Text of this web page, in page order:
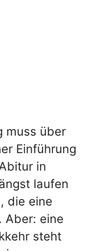
muss über
Einführung
in
laufen
die eine
Aber: eine
steht